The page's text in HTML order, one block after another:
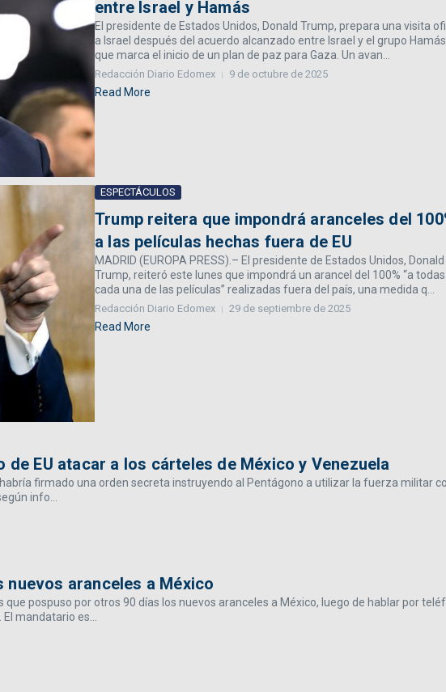
entre Israel y Hamás
El presidente de Estados Unidos, Donald Trump, prepara una visita
a Israel después del acuerdo alcanzado entre Israel y el grupo
que marca el inicio de un plan de paz para Gaza. Un avan...
Redacción Diario Edomex 9 de octubre de 2025
Read More
ESPECTÁCULOS
Trump reitera que impondrá aranceles del
a las películas hechas fuera de EU
MADRID (EUROPA PRESS).– El presidente de Estados Unidos, Donald
Trump, reiteró este lunes que impondrá un arancel del 100% “a
cada una de las películas” realizadas fuera del país, una medida q...
Redacción Diario Edomex 29 de septiembre de 2025
Read More
EU atacar a los cárteles de México y Venezuela
firmado una orden secreta instruyendo al Pentágono a utilizar la fuerza militar
info...
aranceles a México
que pospuso por otros 90 días los nuevos aranceles a México, luego de hablar por
mandatario es...